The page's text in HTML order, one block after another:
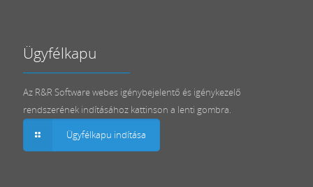
Ügyfélkapu
Az R&R Software webes igénybejelentő és igénykezelő
rendszerének indításához kattinson a lenti gombra.
Ügyfélkapu indítása